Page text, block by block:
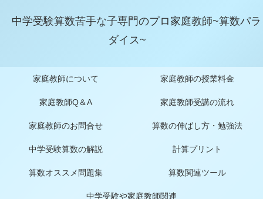
中学受験算数苦手な子専門のプロ家庭教師~算数パラ
ダイス~
家庭教師について 家庭教師の授業料金
家庭教師Q＆A 家庭教師受講の流れ
家庭教師のお問合せ 算数の伸ばし方・勉強法
中学受験算数の解説 計算プリント
算数オススメ問題集 算数関連ツール
中学受験や家庭教師関連